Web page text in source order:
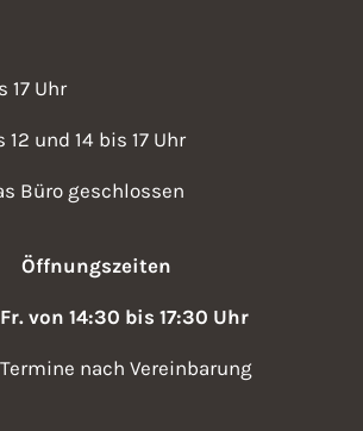
17 Uhr
12 und 14 bis 17 Uhr
Büro geschlossen
Öffnungszeiten
von 14:30 bis 17:30 Uhr
nach Vereinbarung